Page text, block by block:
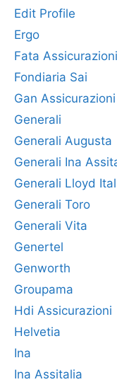
Edit Profile
Ergo
Fata Assicurazioni
Fondiaria Sai
Gan Assicurazioni
Generali
Generali Augusta
Generali Ina
Generali Lloyd
Generali Toro
Generali Vita
Genertel
Genworth
Groupama
Hdi Assicurazioni
Helvetia
Ina
Ina Assitalia